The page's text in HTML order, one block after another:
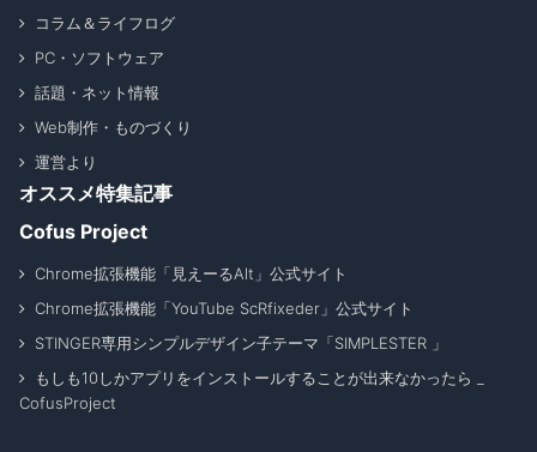
コラム＆ライフログ
PC・ソフトウェア
話題・ネット情報
Web制作・ものづくり
運営より
オススメ特集記事
Cofus Project
Chrome拡張機能「見えーるAlt」公式サイト
Chrome拡張機能「YouTube ScRfixeder」公式サイト
STINGER専用シンプルデザイン子テーマ「SIMPLESTER 」
もしも10しかアプリをインストールすることが出来なかったら _
CofusProject